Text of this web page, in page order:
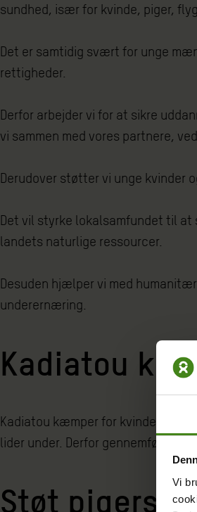
Vi
sundhed, især for kvinde, piger,
Det er samtidig svært for unge
rettigheder.
Derfor arbejder vi for at sikre
vi sammen med vores partnere,
Derudover støtter vi unge kvinder
Det vil styrke lokalsamfundet til at
landets naturlige ressourcer.
Desuden hjælper vi med
underernæring.
Kadiatou
Kadiatou kæmper for kvinders
lider under. Derfor gennemfører
Støt pigers